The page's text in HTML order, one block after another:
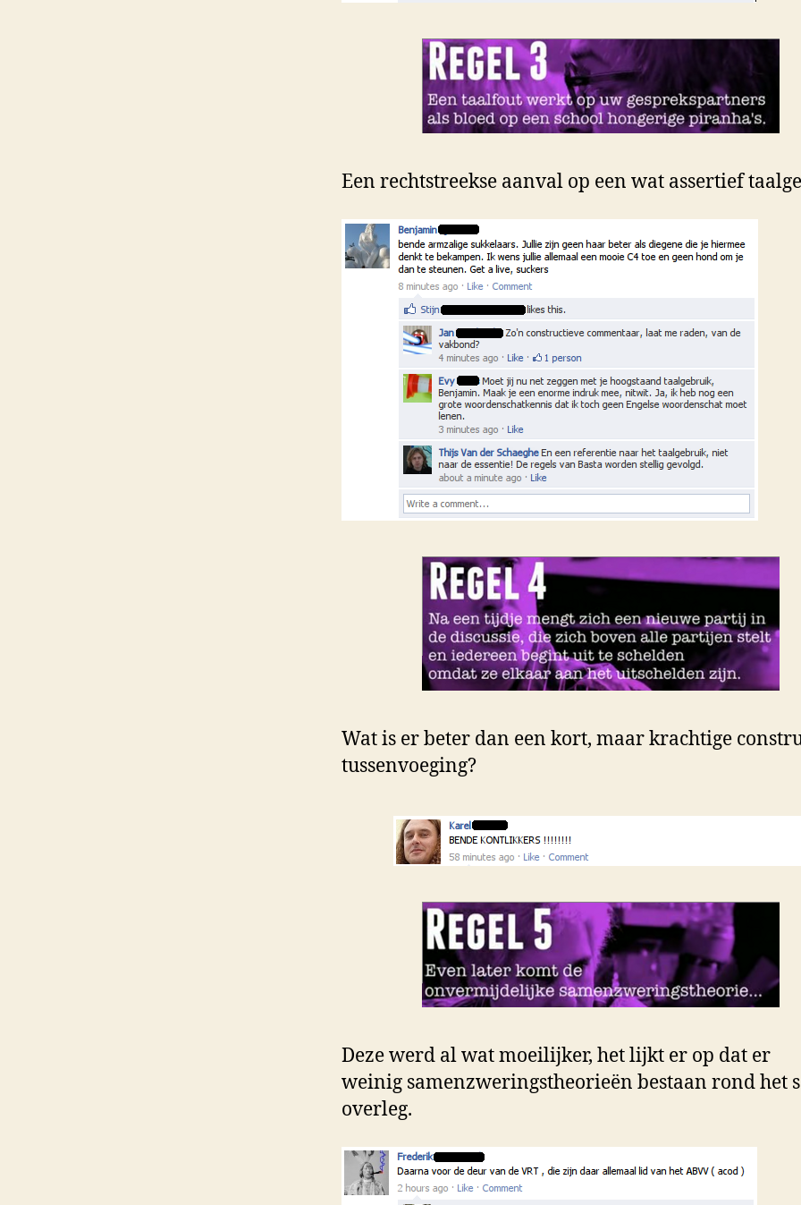
Een rechtstreekse aanval op een wat assertief
Wat is er beter dan een kort, maar krachtige
tussenvoeging?
Deze werd al wat moeilijker, het lijkt er op dat er
weinig samenzweringstheorieën bestaan rond het
overleg.